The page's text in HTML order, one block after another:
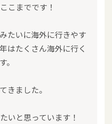
こまでです！
たいに海外に行きやす
はたくさん海外に行く
きました。
いと思っています！